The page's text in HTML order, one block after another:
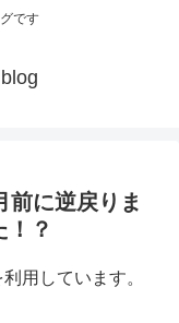
です
前に逆戻りま
！？
用しています。